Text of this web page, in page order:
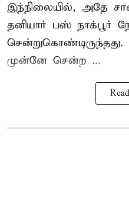
இந்நிலையில், அதே
தனியார் பஸ் நாக்பூர்
முன்னே சென்ற ...